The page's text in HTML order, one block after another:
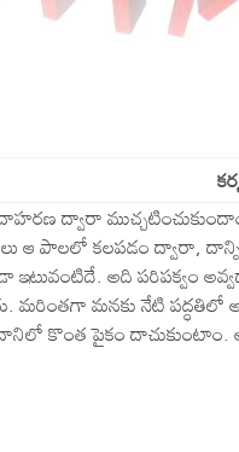
ద్వారా
ఆ పాలలో కలపడం ద్వారా,
ఇటువంటిదే. అది పరిపక్వం
మరింతగా మనకు నేటి పద్ధతిలో
కొంత పైకం దాచుకుంటాం.